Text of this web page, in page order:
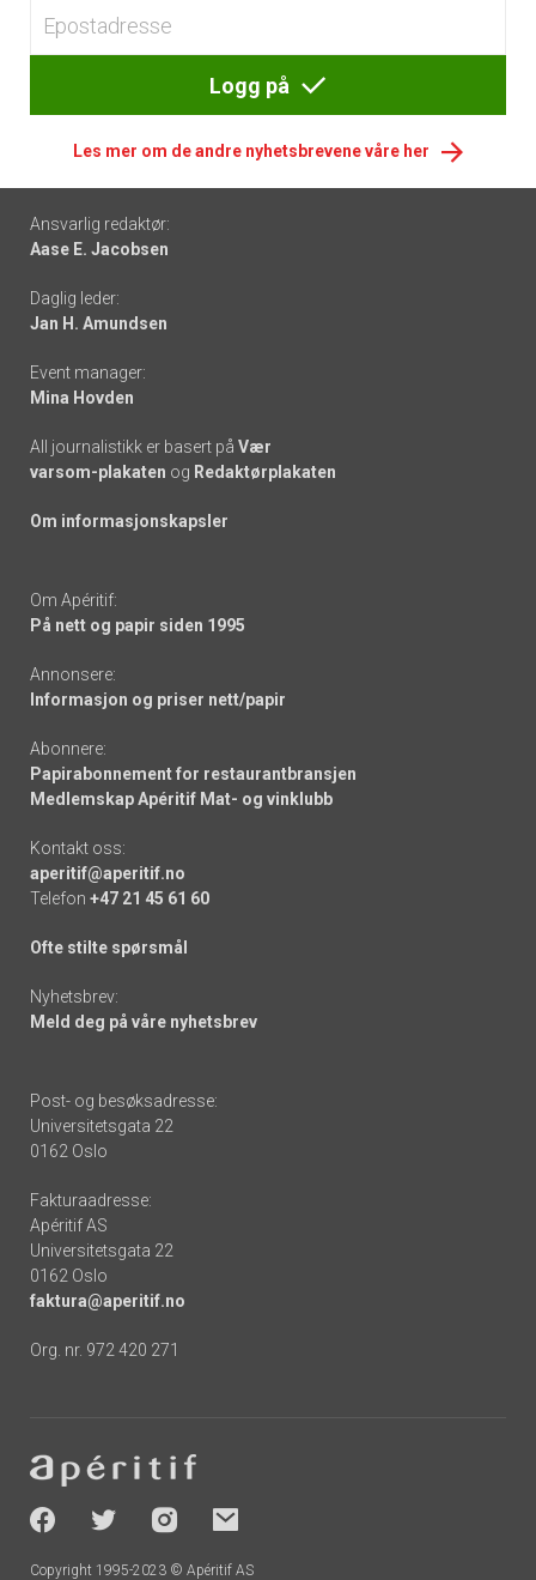
Logg på
Les mer om de andre nyhetsbrevene våre her
Footer
-
links
Ansvarlig redaktør:
Aase E. Jacobsen
Daglig leder:
Jan H. Amundsen
Event manager:
Mina Hovden
All journalistikk er basert på Vær
varsom-plakaten og Redaktørplakaten
Om informasjonskapsler
Om Apéritif:
På nett og papir siden 1995
Annonsere:
Informasjon og priser nett/papir
Abonnere:
Papirabonnement for restaurantbransjen
Medlemskap Apéritif Mat- og vinklubb
Kontakt oss:
aperitif@aperitif.no
Telefon +47 21 45 61 60
Ofte stilte spørsmål
Nyhetsbrev:
Meld deg på våre nyhetsbrev
Post- og besøksadresse:
Universitetsgata 22
0162 Oslo
Fakturaadresse:
Apéritif AS
Universitetsgata 22
0162 Oslo
faktura@aperitif.no
Org. nr. 972 420 271
-
socials
Copyright 1995-2023 © Apéritif AS